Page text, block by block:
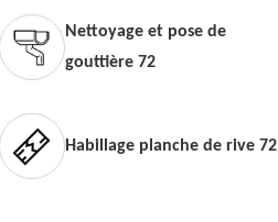
Nettoyage et pose de
gouttière 72
Habillage planche de rive 72